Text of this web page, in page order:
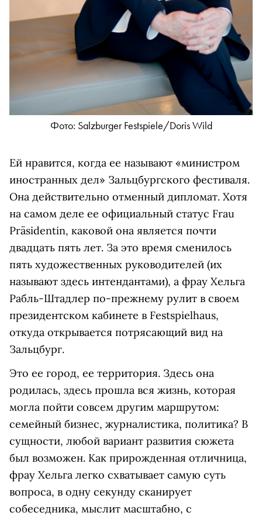
Фото: Salzburger Festspiele/Doris Wild
Ей нравится, когда ее называют «министром
иностранных дел» Зальцбургского фестиваля.
Она действительно отменный дипломат. Хотя
на самом деле ее официальный статус Frau
Präsidentin, каковой она является почти
двадцать пять лет. За это время сменилось
пять художественных руководителей (их
называют здесь интендантами), а фрау Хельга
Рабль-Штадлер по-прежнему рулит в своем
президентском кабинете в Festspielhaus,
откуда открывается потрясающий вид на
Зальцбург.
Это ее город, ее территория. Здесь она
родилась, здесь прошла вся жизнь, которая
могла пойти совсем другим маршрутом:
семейный бизнес, журналистика, политика? В
сущности, любой вариант развития сюжета
был возможен. Как прирожденная отличница,
фрау Хельга легко схватывает самую суть
вопроса, в одну секунду сканирует
собеседника, мыслит масштабно, с